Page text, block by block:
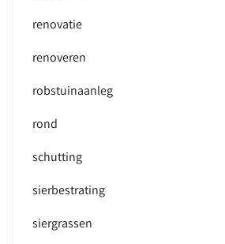
renovatie
renoveren
robstuinaanleg
rond
schutting
sierbestrating
siergrassen